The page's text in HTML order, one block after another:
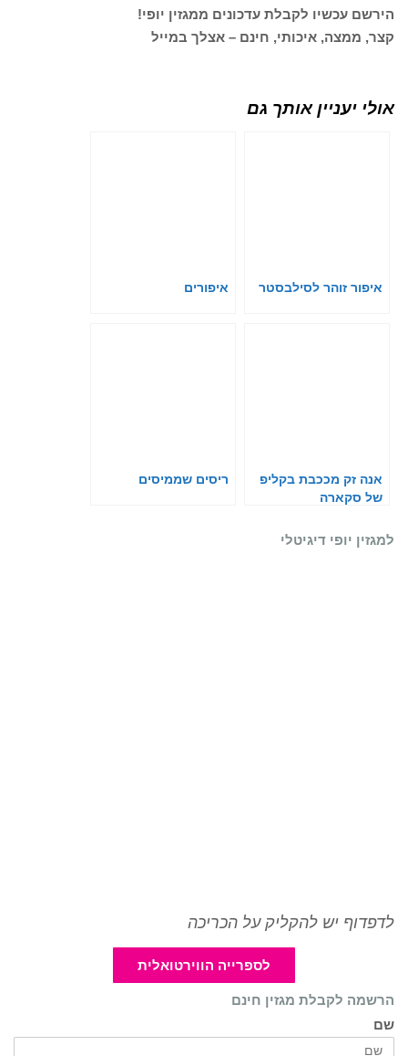
הירשם עכשיו לקבלת עדכונים ממגזין יופי!
קצר, ממצה, איכותי, חינם – אצלך במייל
אולי יעניין אותך גם
איפור זוהר לסילבסטר איפורים
אנה זק מככבת בקליפ
של סקארה
ריסים שממיסים
למגזין יופי דיגיטלי
לדפדוף יש להקליק על הכריכה
לספרייה הווירטואלית
הרשמה לקבלת מגזין חינם
שם